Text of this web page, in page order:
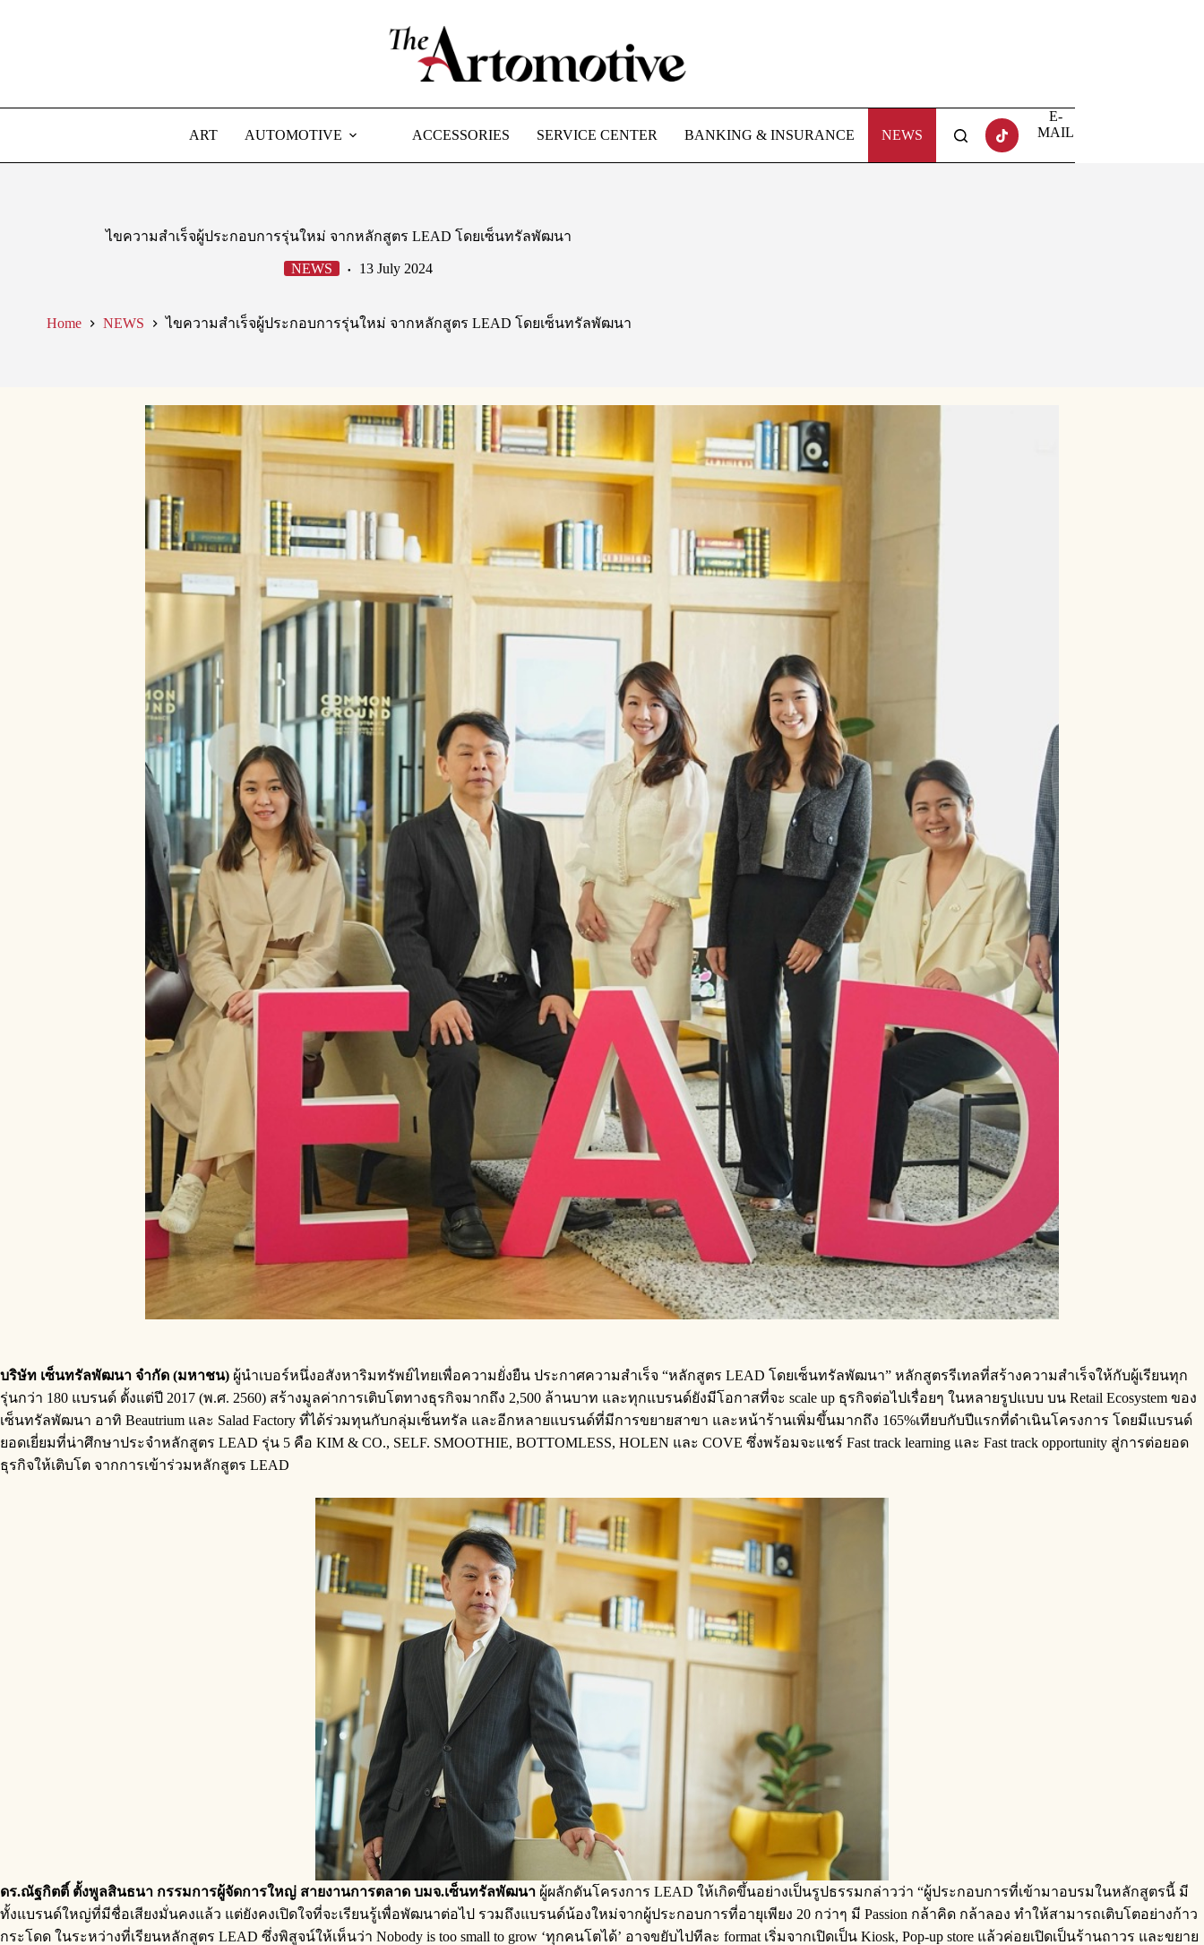
ART AUTOMOTIVE ACCESSORIES SERVICE CENTER BANKING & INSURANCE NEWS
E-
MAIL
ไขความสำเร็จผู้ประกอบการรุ่นใหม่ จากหลักสูตร LEAD โดยเซ็นทรัลพัฒนา
NEWS 13 July 2024
Home NEWS ไขความสำเร็จผู้ประกอบการรุ่นใหม่ จากหลักสูตร LEAD โดยเซ็นทรัลพัฒนา
บริษัท เซ็นทรัลพัฒนา จำกัด (มหาชน) ผู้นำเบอร์หนึ่งอสังหาริมทรัพย์ไทยเพื่อความยั่งยืน ประกาศความสำเร็จ “หลักสูตร LEAD โดยเซ็นทรัลพัฒนา” หลักสูตรรีเทลที่สร้างความสำเร็จให้กับผู้เรียนทุก
รุ่นกว่า 180 แบรนด์ ตั้งแต่ปี 2017 (พ.ศ. 2560) สร้างมูลค่าการเติบโตทางธุรกิจมากถึง 2,500 ล้านบาท และทุกแบรนด์ยังมีโอกาสที่จะ scale up ธุรกิจต่อไปเรื่อยๆ ในหลายรูปแบบ บน Retail Ecosystem ของ
เซ็นทรัลพัฒนา อาทิ Beautrium และ Salad Factory ที่ได้ร่วมทุนกับกลุ่มเซ็นทรัล และอีกหลายแบรนด์ที่มีการขยายสาขา และหน้าร้านเพิ่มขึ้นมากถึง 165%เทียบกับปีแรกที่ดำเนินโครงการ โดยมีแบรนด์
ยอดเยี่ยมที่น่าศึกษาประจำหลักสูตร LEAD รุ่น 5 คือ KIM & CO., SELF. SMOOTHIE, BOTTOMLESS, HOLEN และ COVE ซึ่งพร้อมจะแชร์ Fast track learning และ Fast track opportunity สู่การต่อยอด
ธุรกิจให้เติบโต จากการเข้าร่วมหลักสูตร LEAD
ดร.ณัฐกิตติ์ ตั้งพูลสินธนา กรรมการผู้จัดการใหญ่ สายงานการตลาด บมจ.เซ็นทรัลพัฒนา ผู้ผลักดันโครงการ LEAD ให้เกิดขึ้นอย่างเป็นรูปธรรมกล่าวว่า “ผู้ประกอบการที่เข้ามาอบรมในหลักสูตรนี้ มี
ทั้งแบรนด์ใหญ่ที่มีชื่อเสียงมั่นคงแล้ว แต่ยังคงเปิดใจที่จะเรียนรู้เพื่อพัฒนาต่อไป รวมถึงแบรนด์น้องใหม่จากผู้ประกอบการที่อายุเพียง 20 กว่าๆ มี Passion กล้าคิด กล้าลอง ทำให้สามารถเติบโตอย่างก้าว
กระโดด ในระหว่างที่เรียนหลักสูตร LEAD ซึ่งพิสูจน์ให้เห็นว่า Nobody is too small to grow ‘ทุกคนโตได้’ อาจขยับไปทีละ format เริ่มจากเปิดเป็น Kiosk, Pop-up store แล้วค่อยเปิดเป็นร้านถาวร และขยาย